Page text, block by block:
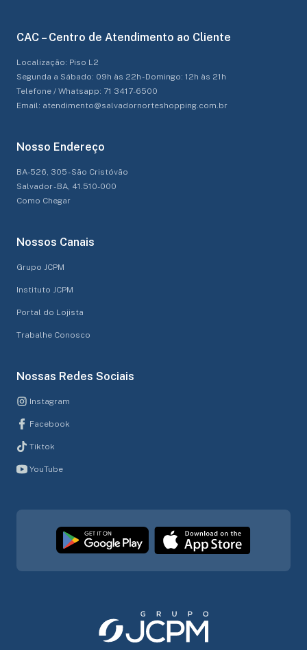
CAC – Centro de Atendimento ao Cliente
Localização: Piso L2
Segunda a Sábado: 09h às 22h - Domingo: 12h às 21h
Telefone / Whatsapp: 71 3417-6500
Email: atendimento@salvadornorteshopping.com.br
Nosso Endereço
BA-526, 305 - São Cristóvão
Salvador - BA, 41.510-000
Como Chegar
Nossos Canais
Grupo JCPM
Instituto JCPM
Portal do Lojista
Trabalhe Conosco
Nossas Redes Sociais
Instagram
Facebook
Tiktok
YouTube